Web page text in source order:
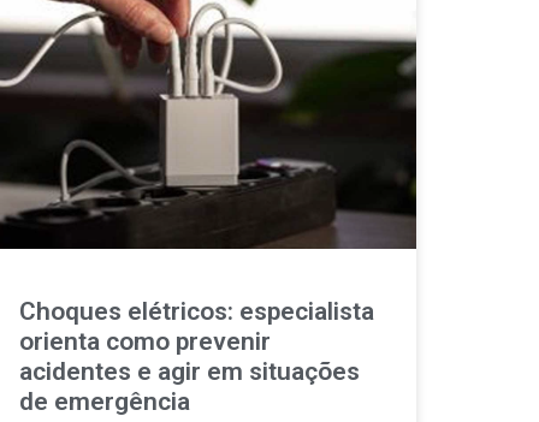
Choques elétricos: especialista
orienta como prevenir
acidentes e agir em situações
de emergência